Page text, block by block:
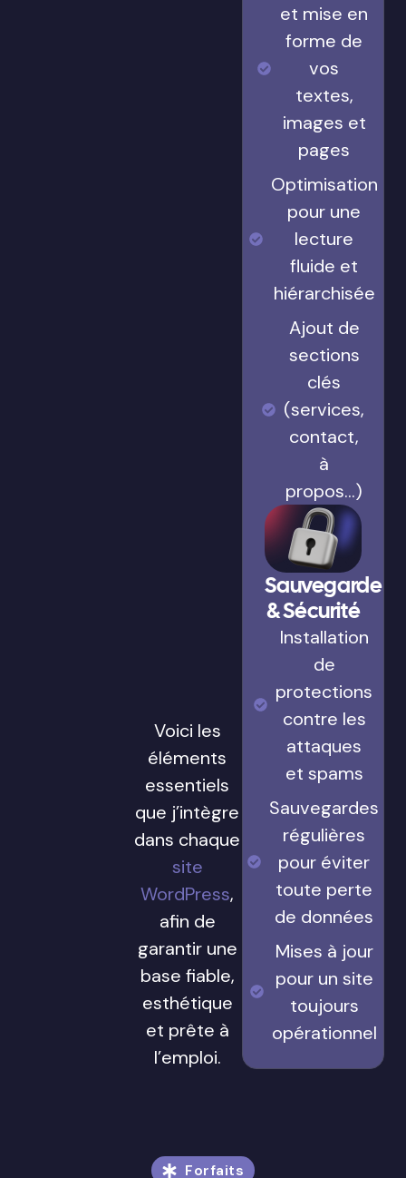
Voici les
éléments
essentiels
que j’intègre
dans chaque
site
WordPress,
afin de
garantir une
base fiable,
esthétique
et prête à
l’emploi.
et mise en
forme de
vos
textes,
images et
pages
Optimisation
pour une
lecture
fluide et
hiérarchisée
Ajout de
sections
clés
(services,
contact,
à
propos…)
Sauvegarde
& Sécurité
Installation
de
protections
contre les
attaques
et spams
Sauvegardes
régulières
pour éviter
toute perte
de données
Mises à jour
pour un site
toujours
opérationnel
Forfaits